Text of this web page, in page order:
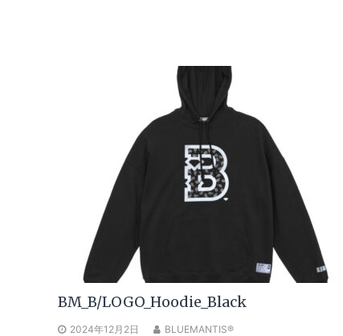
BM_B/LOGO_Hoodie_Black
2024年12月2日 BLUEMANTIS®